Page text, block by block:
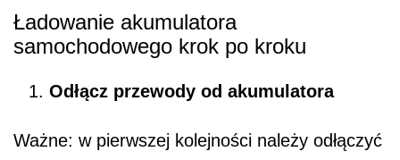
Ładowanie akumulatora
samochodowego krok po kroku
Odłącz przewody od akumulatora
Ważne: w pierwszej kolejności należy odłączyć